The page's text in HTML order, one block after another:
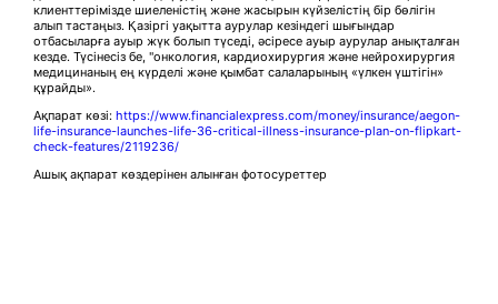
клиенттерімізде шиеленістің және жасырын күйзелістің бір бөлігін
алып тастаңыз. Қазіргі уақытта аурулар кезіндегі шығындар
отбасыларға ауыр жүк болып түседі, әсіресе ауыр аурулар анықталған
кезде. Түсінесіз бе, "онкология, кардиохирургия және нейрохирургия
медицинаның ең күрделі және қымбат салаларының «үлкен үштігін»
құрайды».
Ақпарат көзі: https://www.financialexpress.com/money/insurance/aegon-
life-insurance-launches-life-36-critical-illness-insurance-plan-on-flipkart-
check-features/2119236/
Ашық ақпарат көздерінен алынған фотосуреттер